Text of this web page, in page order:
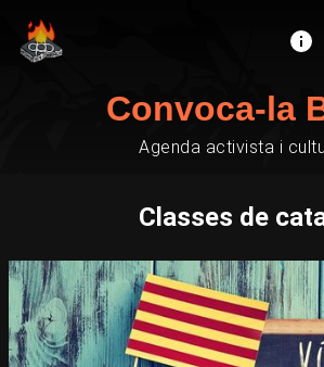
Convoca-la
Agenda activista i
Classes de